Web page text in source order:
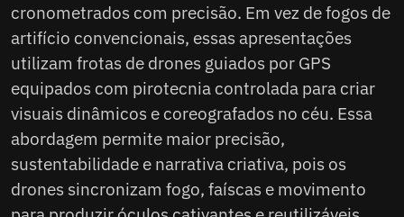
Drones de fogos de artifício na
frota da Cyberdrone
Escolhendo as cargas pirotécnicas
certas para drones de fogos de
artifício
Shows de drones com fogos de
artifício da Cyberdrone
Tendências futuras
cronometrados com precisão. Em vez de fogos de
artifício convencionais, essas apresentações
utilizam frotas de drones guiados por GPS
equipados com pirotecnia controlada para criar
visuais dinâmicos e coreografados no céu. Essa
abordagem permite maior precisão,
sustentabilidade e narrativa criativa, pois os
drones sincronizam fogo, faíscas e movimento